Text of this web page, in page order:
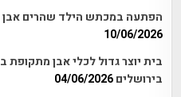
הפתעה במכתש הילד שהרים אבן וגילה
10/06/2026
בית יוצר גדול לכלי אבן
בירושלים 04/06/2026